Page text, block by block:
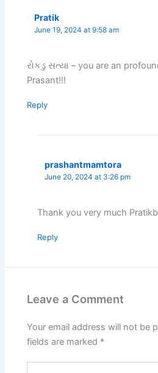
Pratik
June 19, 2024 at 9:58 am
રોકડુ સત્યા – you are an
Prasant!!!
Reply
prashantmamtora
June 20, 2024 at 3:26 pm
Thank you very much
Reply
Leave a Comment
Your email address will not be
fields are marked *